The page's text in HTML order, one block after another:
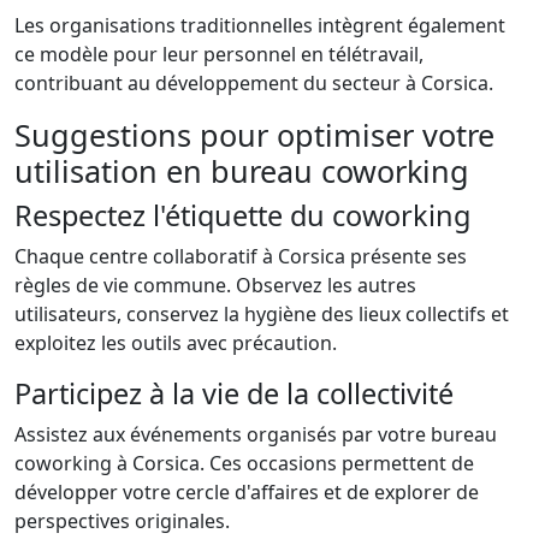
Les organisations traditionnelles intègrent également
ce modèle pour leur personnel en télétravail,
contribuant au développement du secteur à Corsica.
Suggestions pour optimiser votre
utilisation en bureau coworking
Respectez l'étiquette du coworking
Chaque centre collaboratif à Corsica présente ses
règles de vie commune. Observez les autres
utilisateurs, conservez la hygiène des lieux collectifs et
exploitez les outils avec précaution.
Participez à la vie de la collectivité
Assistez aux événements organisés par votre bureau
coworking à Corsica. Ces occasions permettent de
développer votre cercle d'affaires et de explorer de
perspectives originales.